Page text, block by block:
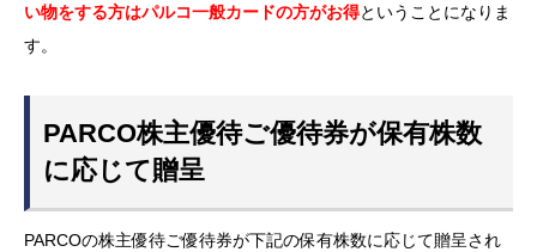
い物をする方はパルコ一般カードの方がお得ということになりま
す。
PARCO株主優待ご優待券が保有株数
に応じて贈呈
PARCOの株主優待ご優待券が下記の保有株数に応じて贈呈され